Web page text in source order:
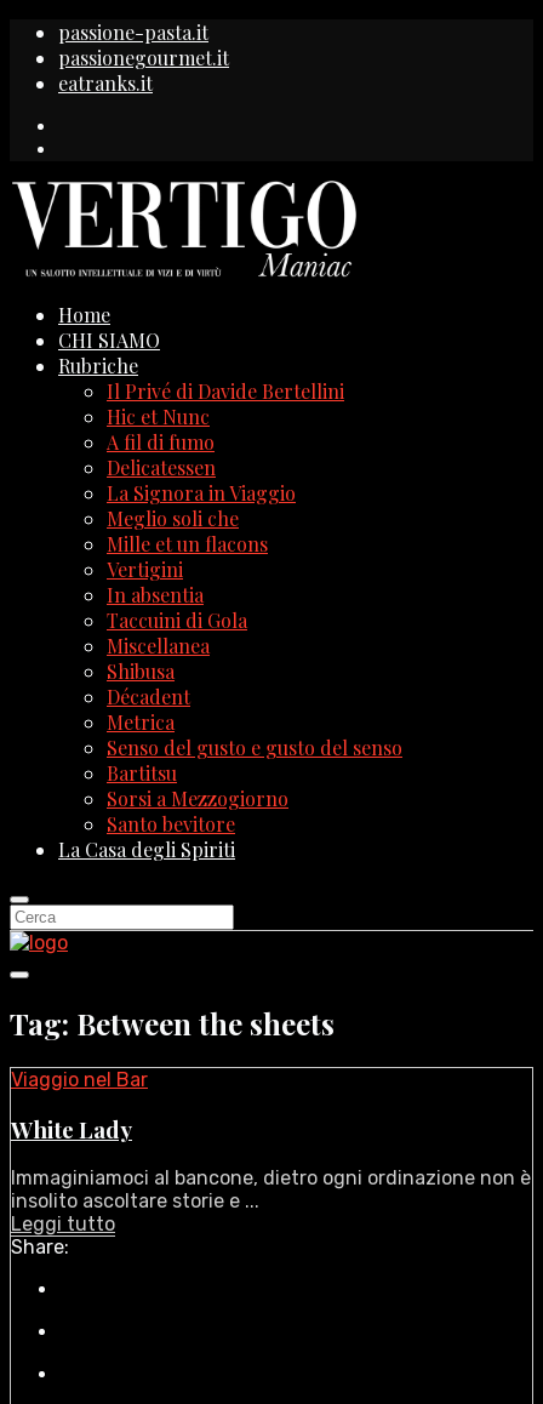
passione-pasta.it
passionegourmet.it
eatranks.it
Home
CHI SIAMO
Rubriche
Il Privé di Davide Bertellini
Hic et Nunc
A fil di fumo
Delicatessen
La Signora in Viaggio
Meglio soli che
Mille et un flacons
Vertigini
In absentia
Taccuini di Gola
Miscellanea
Shibusa
Décadent
Metrica
Senso del gusto e gusto del senso
Bartitsu
Sorsi a Mezzogiorno
Santo bevitore
La Casa degli Spiriti
Tag: Between the sheets
Viaggio nel Bar
White Lady
Immaginiamoci al bancone, dietro ogni ordinazione non è
insolito ascoltare storie e ...
Leggi tutto
Share: